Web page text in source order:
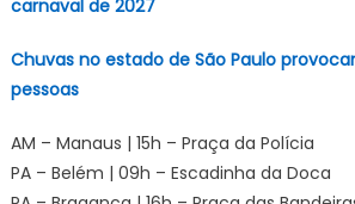
carnaval de 2027
Chuvas no estado de São Paulo
pessoas
AM – Manaus | 15h – Praça da Polícia
PA – Belém | 09h – Escadinha da Doca